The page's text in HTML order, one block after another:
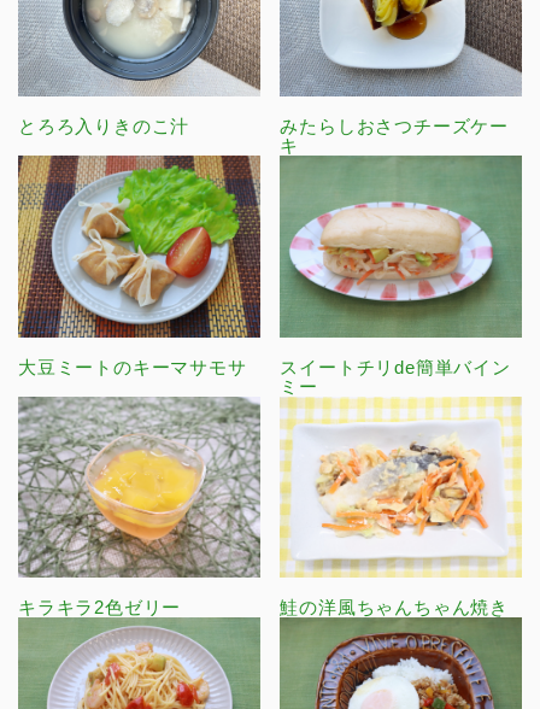
とろろ入りきのこ汁
みたらしおさつチーズケー
キ
大豆ミートのキーマサモサ
スイートチリde簡単バイン
ミー
キラキラ2色ゼリー 鮭の洋風ちゃんちゃん焼き